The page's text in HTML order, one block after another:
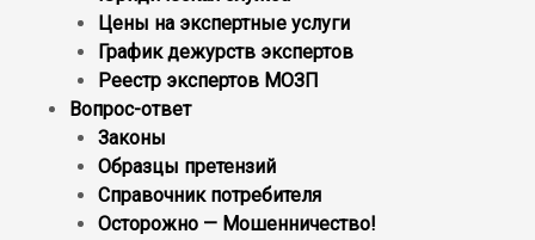
Цены на экспертные услуги
График дежурств экспертов
Реестр экcпертов МОЗП
Вопрос-ответ
Законы
Образцы претензий
Справочник потребителя
Осторожно — Мошенничество!